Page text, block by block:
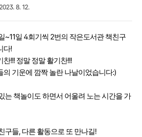
2023. 8. 12.
~11일 4회기씩 2번의 작은도서관 책친구
다!
!!! 정말 정말 활기찬!!!
의 기운에 깜짝 놀란 나날이었습니다:)
는 책놀이도 하면서 어울려 노는 시간을 가
구들, 다른 활동으로 또 만나길!